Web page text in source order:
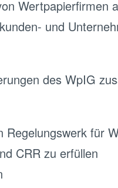
Wertpapierfirmen
und
des WpIG
für
CRR zu erfüllen